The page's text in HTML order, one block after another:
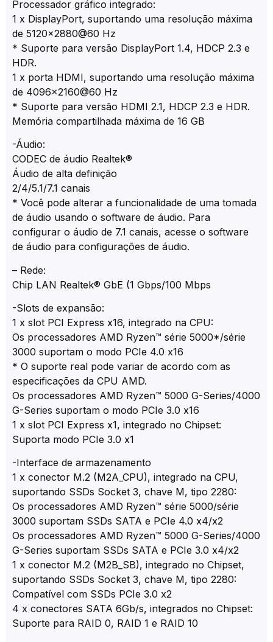
Processador gráfico integrado:
1 x DisplayPort, suportando uma resolução máxima
de 5120×2880@60 Hz
* Suporte para versão DisplayPort 1.4, HDCP 2.3 e
HDR.
1 x porta HDMI, suportando uma resolução máxima
de 4096×2160@60 Hz
* Suporte para versão HDMI 2.1, HDCP 2.3 e HDR.
Memória compartilhada máxima de 16 GB
-Áudio:
CODEC de áudio Realtek®
Áudio de alta definição
2/4/5.1/7.1 canais
* Você pode alterar a funcionalidade de uma tomada
de áudio usando o software de áudio. Para
configurar o áudio de 7.1 canais, acesse o software
de áudio para configurações de áudio.
– Rede:
Chip LAN Realtek® GbE (1 Gbps/100 Mbps
-Slots de expansão:
1 x slot PCI Express x16, integrado na CPU:
Os processadores AMD Ryzen™ série 5000*/série
3000 suportam o modo PCIe 4.0 x16
* O suporte real pode variar de acordo com as
especificações da CPU AMD.
Os processadores AMD Ryzen™ 5000 G-Series/4000
G-Series suportam o modo PCIe 3.0 x16
1 x slot PCI Express x1, integrado no Chipset:
Suporta modo PCIe 3.0 x1
-Interface de armazenamento
1 x conector M.2 (M2A_CPU), integrado na CPU,
suportando SSDs Socket 3, chave M, tipo 2280:
Os processadores AMD Ryzen™ série 5000/série
3000 suportam SSDs SATA e PCIe 4.0 x4/x2
Os processadores AMD Ryzen™ 5000 G-Series/4000
G-Series suportam SSDs SATA e PCIe 3.0 x4/x2
1 x conector M.2 (M2B_SB), integrado no Chipset,
suportando SSDs Socket 3, chave M, tipo 2280:
Compatível com SSDs PCIe 3.0 x2
4 x conectores SATA 6Gb/s, integrados no Chipset:
Suporte para RAID 0, RAID 1 e RAID 10